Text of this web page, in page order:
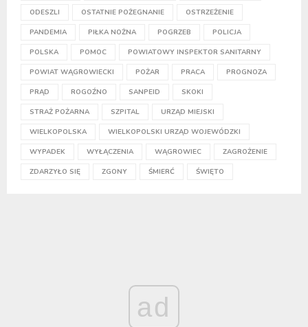
ODESZLI OSTATNIE POŻEGNANIE OSTRZEŻENIE
PANDEMIA PIŁKA NOŻNA POGRZEB POLICJA
POLSKA POMOC POWIATOWY INSPEKTOR SANITARNY
POWIAT WĄGROWIECKI POŻAR PRACA PROGNOZA
PRĄD ROGOŹNO SANPEID SKOKI
STRAŻ POŻARNA SZPITAL URZĄD MIEJSKI
WIELKOPOLSKA WIELKOPOLSKI URZĄD WOJEWÓDZKI
WYPADEK WYŁĄCZENIA WĄGROWIEC ZAGROŻENIE
ZDARZYŁO SIĘ ZGONY ŚMIERĆ ŚWIĘTO
ad